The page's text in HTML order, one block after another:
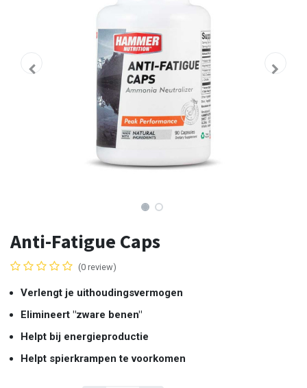
Anti-Fatigue Caps
(0 review)
Verlengt je uithoudingsvermogen
Elimineert "zware benen"
Helpt bij energieproductie
Helpt spierkrampen te voorkomen